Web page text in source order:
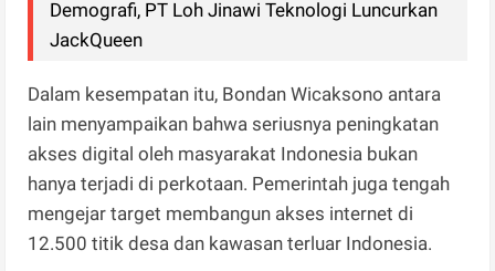
Demografi, PT Loh Jinawi Teknologi Luncurkan
JackQueen
Dalam kesempatan itu, Bondan Wicaksono antara
lain menyampaikan bahwa seriusnya peningkatan
akses digital oleh masyarakat Indonesia bukan
hanya terjadi di perkotaan. Pemerintah juga tengah
mengejar target membangun akses internet di
12.500 titik desa dan kawasan terluar Indonesia.